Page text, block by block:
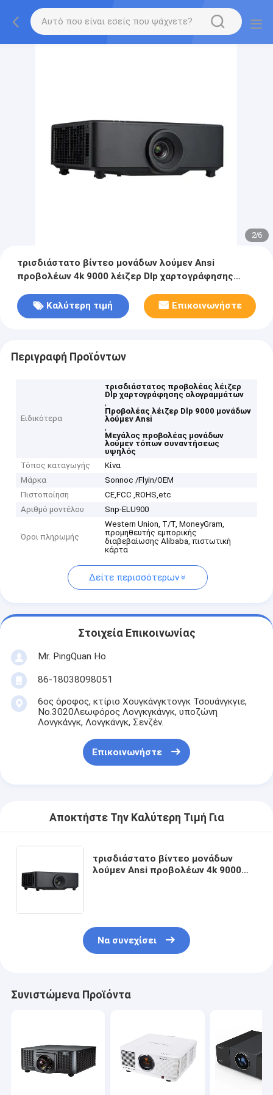
2/6
τρισδιάστατο βίντεο μονάδων λούμεν Ansi
προβολέων 4k 9000 λέιζερ Dlp χαρτογράφησης
Καλύτερη τιμή
Επικοινωνήστε
Περιγραφή Προϊόντων
Ειδικότερα
τρισδιάστατος προβολέας λέιζερ
Dlp χαρτογράφησης ολογραμμάτων
,
Προβολέας λέιζερ Dlp 9000 μονάδων
λούμεν Ansi
,
Μεγάλος προβολέας μονάδων
λούμεν τόπων συναντήσεως
υψηλός
Τόπος καταγωγής
Κίνα
Μάρκα
Sonnoc /Flyin/OEM
Πιστοποίηση
CE,FCC ,ROHS,etc
Αριθμό μοντέλου
Snp-ELU900
Όροι πληρωμής
Western Union, T/T, MoneyGram,
προμηθευτής εμπορικής
διαβεβαίωσης Alibaba, πιστωτική
κάρτα
Δείτε περισσότερων
Στοιχεία Επικοινωνίας
Mr. PingQuan Ho
86-18038098051
6ος όροφος, κτίριο Χουγκάνγκτονγκ Τσουάνγκγιε,
Νο.3020Λεωφόρος Λονγκγκάνγκ, υποζώνη
Λονγκάνγκ, Λονγκάνγκ, Σενζέν.
Επικοινωνήστε
Αποκτήστε Την Καλύτερη Τιμή Για
τρισδιάστατο βίντεο μονάδων
λούμεν Ansi προβολέων 4k 9000
Να συνεχίσει
Συνιστώμενα Προϊόντα